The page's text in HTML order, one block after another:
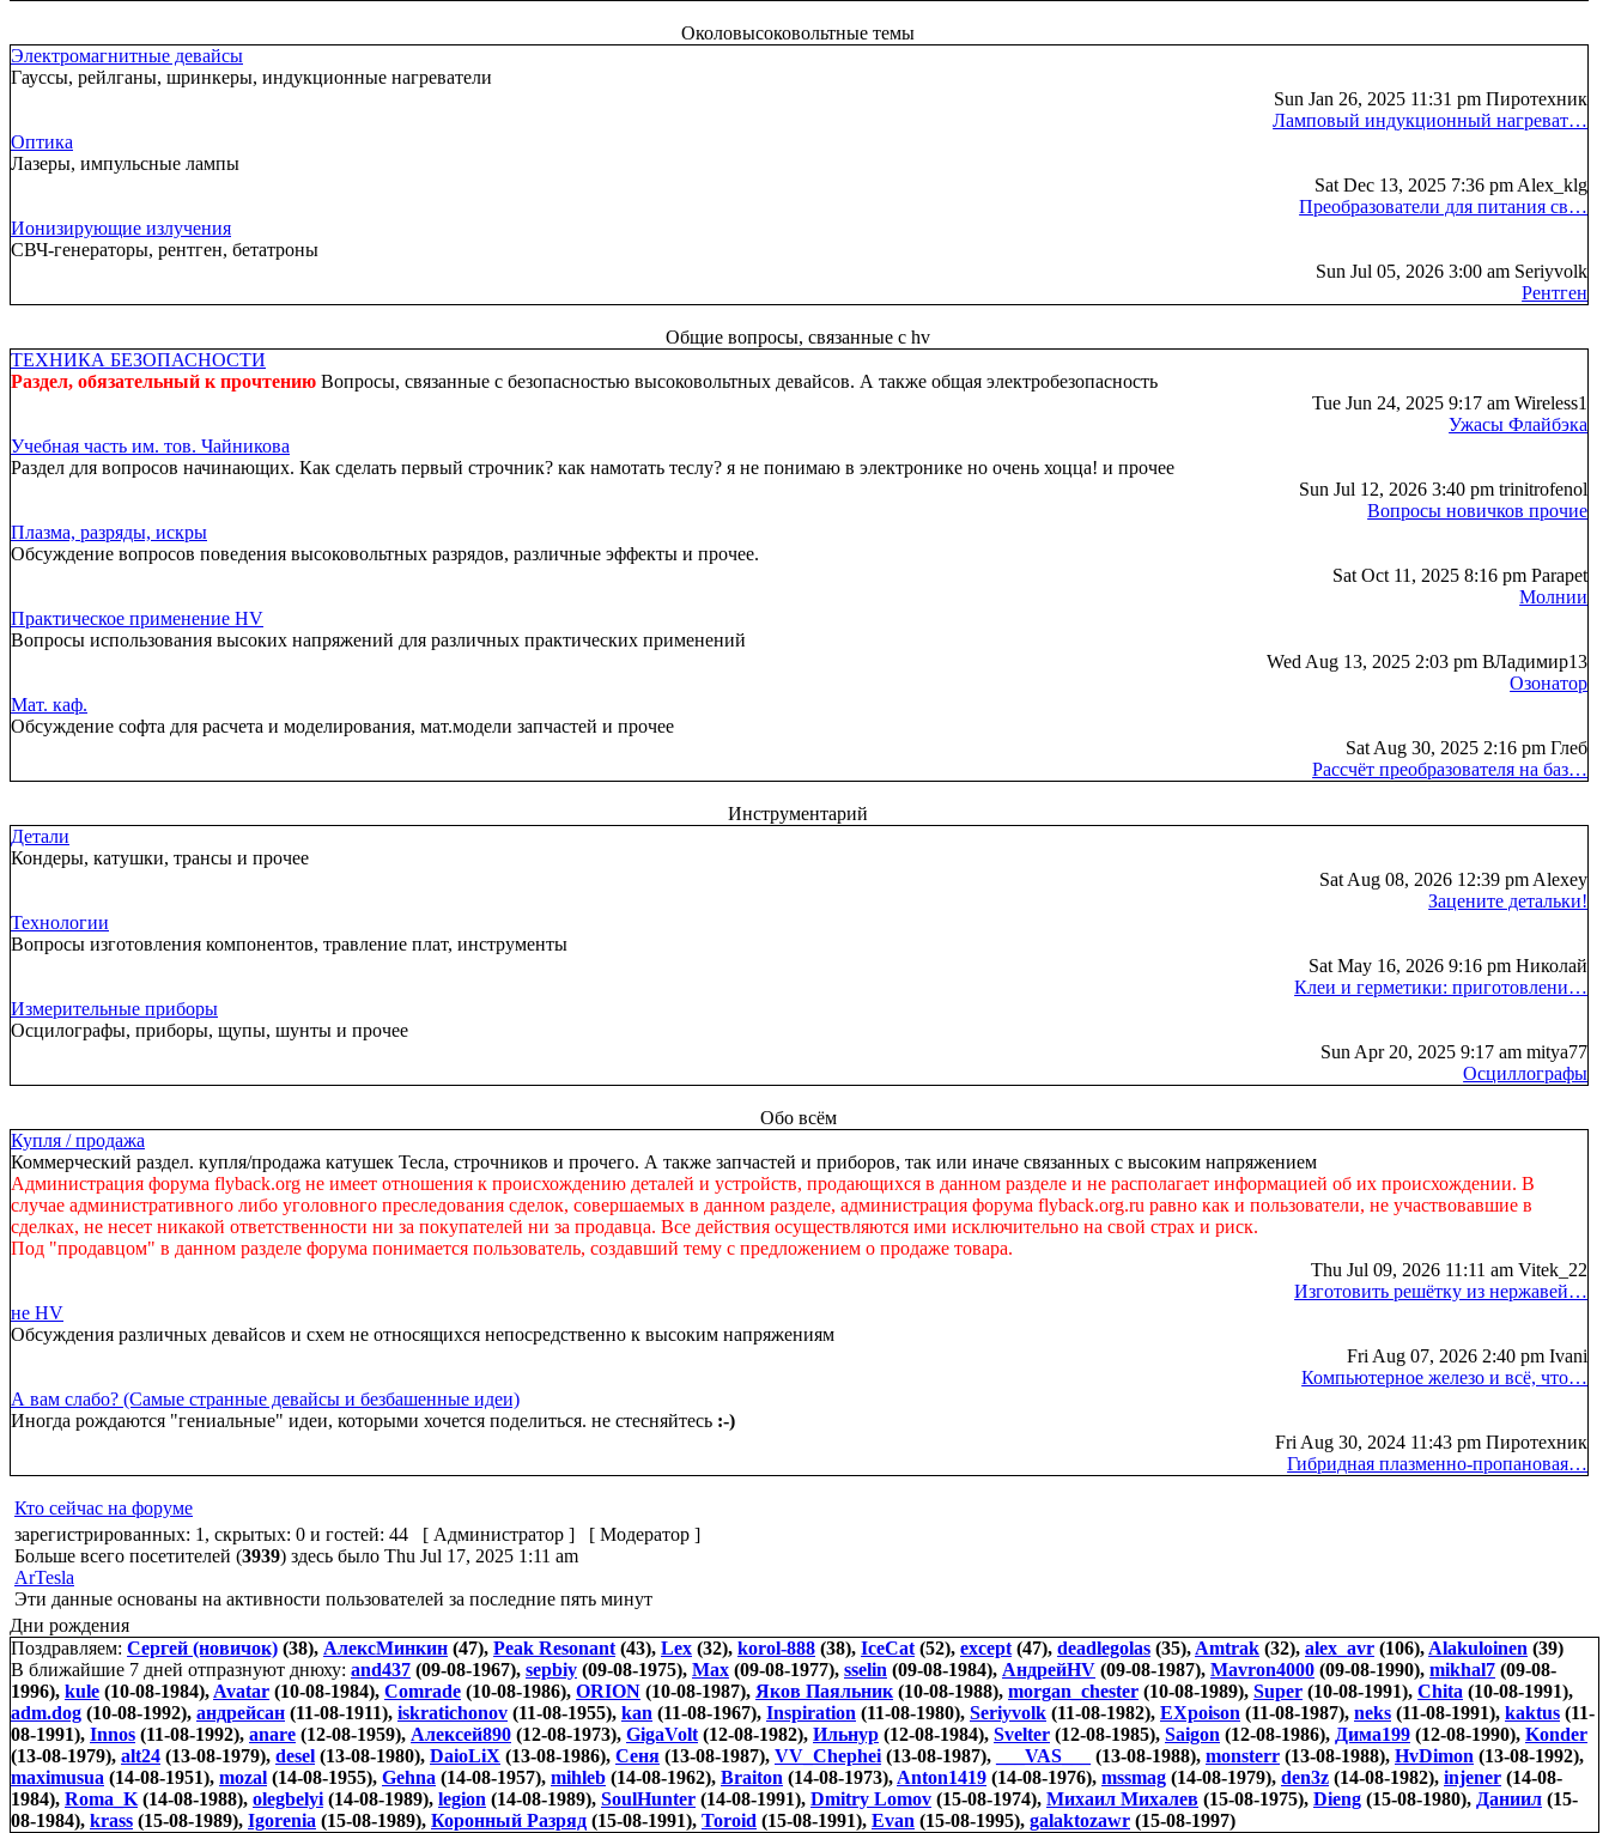
Околовысоковольтные темы
Электромагнитные девайсы
Гауссы, рейлганы, шринкеры, индукционные нагреватели
Sun Jan 26, 2025 11:31 pm Пиротехник
Ламповый индукционный нагреват…
Оптика
Лазеры, импульсные лампы
Sat Dec 13, 2025 7:36 pm Alex_klg
Преобразователи для питания св…
Ионизирующие излучения
СВЧ-генераторы, рентген, бетатроны
Sun Jul 05, 2026 3:00 am Seriyvolk
Рентген
Общие вопросы, связанные с hv
ТЕХНИКА БЕЗОПАСНОСТИ
Раздел, обязательный к прочтению Вопросы, связанные с безопасностью высоковольтных девайсов. А также общая электробезопасность
Tue Jun 24, 2025 9:17 am Wireless1
Ужасы Флайбэка
Учебная часть им. тов. Чайникова
Раздел для вопросов начинающих. Как сделать первый строчник? как намотать теслу? я не понимаю в электронике но очень хоцца! и прочее
Sun Jul 12, 2026 3:40 pm trinitrofenol
Вопросы новичков прочие
Плазма, разряды, искры
Обсуждение вопросов поведения высоковольтных разрядов, различные эффекты и прочее.
Sat Oct 11, 2025 8:16 pm Parapet
Молнии
Практическое применение HV
Вопросы использования высоких напряжений для различных практических применений
Wed Aug 13, 2025 2:03 pm ВЛадимир13
Озонатор
Мат. каф.
Обсуждение софта для расчета и моделирования, мат.модели запчастей и прочее
Sat Aug 30, 2025 2:16 pm Глеб
Рассчёт преобразователя на баз…
Инструментарий
Детали
Кондеры, катушки, трансы и прочее
Sat Aug 08, 2026 12:39 pm Alexey
Зацените детальки!
Технологии
Вопросы изготовления компонентов, травление плат, инструменты
Sat May 16, 2026 9:16 pm Николай
Клеи и герметики: приготовлени…
Измерительные приборы
Осцилографы, приборы, щупы, шунты и прочее
Sun Apr 20, 2025 9:17 am mitya77
Осциллографы
Обо всём
Купля / продажа
Коммерческий раздел. купля/продажа катушек Тесла, строчников и прочего. А также запчастей и приборов, так или иначе связанных с высоким напряжением
Администрация форума flyback.org не имеет отношения к происхождению деталей и устройств, продающихся в данном разделе и не располагает информацией об их происхождении. В
случае административного либо уголовного преследования сделок, совершаемых в данном разделе, администрация форума flyback.org.ru равно как и пользователи, не участвовавшие в
сделках, не несет никакой ответственности ни за покупателей ни за продавца. Все действия осуществляются ими исключительно на свой страх и риск.
Под "продавцом" в данном разделе форума понимается пользователь, создавший тему с предложением о продаже товара.
Thu Jul 09, 2026 11:11 am Vitek_22
Изготовить решётку из нержавей…
не HV
Обсуждения различных девайсов и схем не относящихся непосредственно к высоким напряжениям
Fri Aug 07, 2026 2:40 pm Ivani
Компьютерное железо и всё, что…
А вам слабо? (Самые странные девайсы и безбашенные идеи)
Иногда рождаются "гениальные" идеи, которыми хочется поделиться. не стесняйтесь :-)
Fri Aug 30, 2024 11:43 pm Пиротехник
Гибридная плазменно-пропановая…
Кто сейчас на форуме
зарегистрированных: 1, скрытых: 0 и гостей: 44 [ Администратор ] [ Модератор ]
Больше всего посетителей (3939) здесь было Thu Jul 17, 2025 1:11 am
ArTesla
Эти данные основаны на активности пользователей за последние пять минут
Дни рождения
Поздравляем: Сергей (новичок) (38), АлексМинкин (47), Peak Resonant (43), Lex (32), korol-888 (38), IceCat (52), except (47), deadlegolas (35), Amtrak (32), alex_avr (106), Alakuloinen (39)
В ближайшие 7 дней отпразнуют днюху: and437 (09-08-1967), sepbiy (09-08-1975), Max (09-08-1977), sselin (09-08-1984), АндрейHV (09-08-1987), Mavron4000 (09-08-1990), mikhal7 (09-08-
1996), kule (10-08-1984), Avatar (10-08-1984), Comrade (10-08-1986), ORION (10-08-1987), Яков Паяльник (10-08-1988), morgan_chester (10-08-1989), Super (10-08-1991), Chita (10-08-1991),
adm.dog (10-08-1992), андрейсан (11-08-1911), iskratichonov (11-08-1955), kan (11-08-1967), Inspiration (11-08-1980), Seriyvolk (11-08-1982), EXpoison (11-08-1987), neks (11-08-1991), kaktus (11-
08-1991), Innos (11-08-1992), anare (12-08-1959), Алексей890 (12-08-1973), GigaVolt (12-08-1982), Ильнур (12-08-1984), Svelter (12-08-1985), Saigon (12-08-1986), Дима199 (12-08-1990), Konder
(13-08-1979), alt24 (13-08-1979), desel (13-08-1980), DaioLiX (13-08-1986), Сеня (13-08-1987), VV_Chephei (13-08-1987), ___VAS___ (13-08-1988), monsterr (13-08-1988), HvDimon (13-08-1992),
maximusua (14-08-1951), mozal (14-08-1955), Gehna (14-08-1957), mihleb (14-08-1962), Braiton (14-08-1973), Anton1419 (14-08-1976), mssmag (14-08-1979), den3z (14-08-1982), injener (14-08-
1984), Roma_K (14-08-1988), olegbelyi (14-08-1989), legion (14-08-1989), SoulHunter (14-08-1991), Dmitry Lomov (15-08-1974), Михаил Михалев (15-08-1975), Dieng (15-08-1980), Даниил (15-
08-1984), krass (15-08-1989), Igorenia (15-08-1989), Коронный Разряд (15-08-1991), Toroid (15-08-1991), Evan (15-08-1995), galaktozawr (15-08-1997)